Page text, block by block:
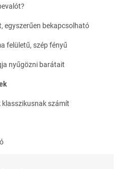
egyszerűen bekapcsolható
felületű, szép fényű
nyűgözni barátait
klasszikusnak számít